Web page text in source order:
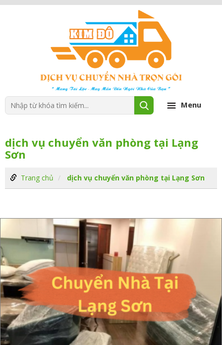
Menu
dịch vụ chuyển văn phòng tại Lạng
Sơn
Trang chủ dịch vụ chuyển văn phòng tại Lạng Sơn